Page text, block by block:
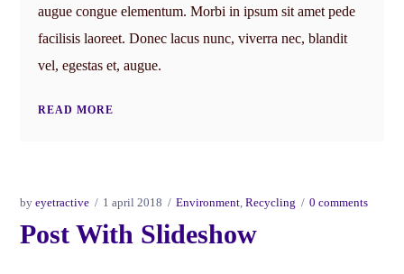
augue congue elementum. Morbi in ipsum sit amet pede
facilisis laoreet. Donec lacus nunc, viverra nec, blandit
vel, egestas et, augue.
READ MORE
byeyetractive 1 april 2018 Environment,Recycling 0 comments
Post With Slideshow